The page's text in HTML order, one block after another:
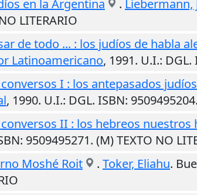
en la Argentina
. Liebermann,
LITERARIO
de todo ... : los judíos de habla
Latinoamericano, 1991. U.I.: DGL.
conversos I : los antepasados
, 1990. U.I.: DGL. ISBN:
conversos II : los hebreos
9509495271. (M) TEXTO NO
Moshé Roit
. Toker, Eliahu.